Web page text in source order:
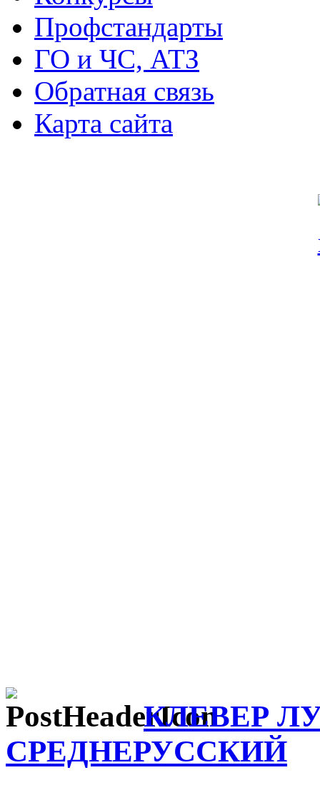
Профстандарты
ГО и ЧС, АТЗ
Обратная связь
Карта сайта
КЛЕВЕР
СРЕДНЕРУССКИЙ